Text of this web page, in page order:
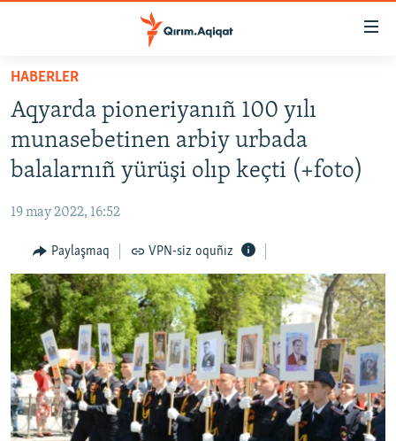
Esas
qaytmaq
Baş
navigatsiyağa
qaytmaq
Qıdıruvğa
qaytmaq
HABERLER
SİYASET
İQTİSADİYAT
MEDENİYET
İNSAN AQLARI
VİDEO
SÜRET
BLOGLAR
FİKİR
Русский
HABERLER
Aqyarda pioneriyanıñ 100 yılı
munasebetinen arbiy urbada
balalarnıñ yürüşi olıp keçti (+foto)
19 may 2022, 16:52
Paylaşmaq VPN-siz oquñız